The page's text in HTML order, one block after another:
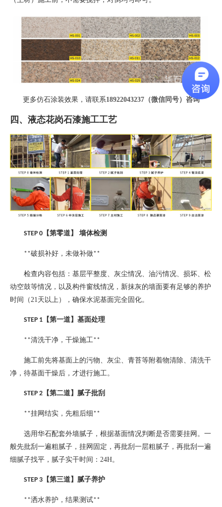
更多仿石涂装效果，请联系18922043237（微信同号） 咨询
四、液态花岗石漆施工工艺
STEP 0 【第零道】 墙体检测
**破损补好，未做补做**
检查内容包括：基层平整度、灰尘情况、油污情况、损坏、松
动空鼓等情况，以及构件窗线情况，新抹灰的墙面要有足够的养护
时间（21天以上），确保水泥基面完全固化。
STEP 1 【第一道】基面处理
**清洗干净，干燥施工**
施工前先将基面上的污物、灰尘、青苔等附着物清除、清洗干
净，待基面干燥后，才进行施工。
STEP 2 【第二道】腻子批刮
**挂网结实，先粗后细 **
选用华石配套外墙腻子，根据基面情况判断是否需要挂网。一
般先批刮一遍粗腻子，挂网固定，再批刮一层粗腻子，再批刮一遍
细腻子找平，腻子实干时间： 24H。
STEP 3 【第三道】腻子养护
**洒水养护，结果测试**